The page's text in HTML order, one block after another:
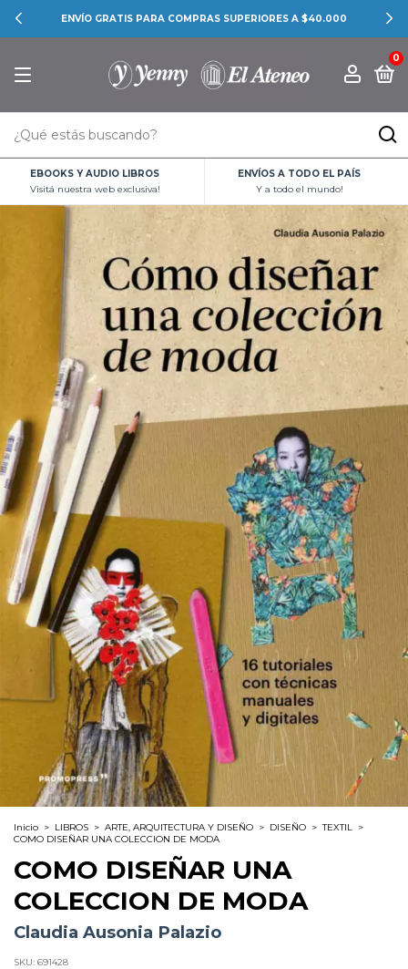
ENVÍO GRATIS PARA COMPRAS SUPERIORES A $40.000
0
EBOOKS Y AUDIO LIBROS
Visitá nuestra web exclusiva!
ENVÍOS A TODO EL PAÍS
Y a todo el mundo!
Inicio > LIBROS > ARTE, ARQUITECTURA Y DISEÑO > DISEÑO > TEXTIL >
COMO DISEÑAR UNA COLECCION DE MODA
COMO DISEÑAR UNA
COLECCION DE MODA
Claudia Ausonia Palazio
SKU: 691428